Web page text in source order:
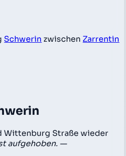
Schwerin zwischen Zarrentin
Wittenburg Straße wieder
aufgehoben. —